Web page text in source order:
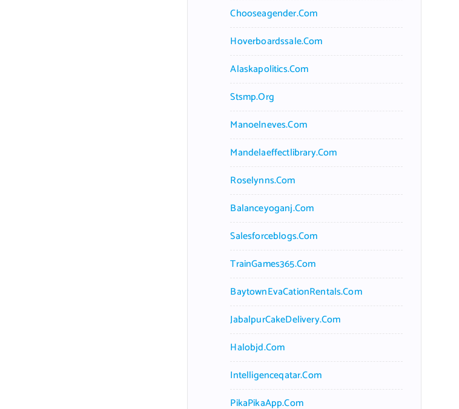
Chooseagender.com
Hoverboardssale.com
Alaskapolitics.com
Stsmp.org
Manoelneves.com
Mandelaeffectlibrary.com
Roselynns.com
Balanceyoganj.com
Salesforceblogs.com
TrainGames365.com
BaytownEvaCationRentals.com
JabalpurCakeDelivery.com
Halobjd.com
Intelligenceqatar.com
PikaPikaApp.com